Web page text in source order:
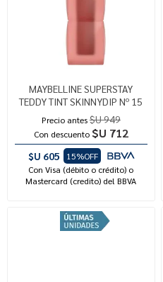
MAYBELLINE SUPERSTAY
TEDDY TINT SKINNYDIP Nº 15
Precio antes$U 949
Con descuento $U 712
$U 605
15%OFF
Con Visa (débito o crédito) o
Mastercard (credito) del BBVA